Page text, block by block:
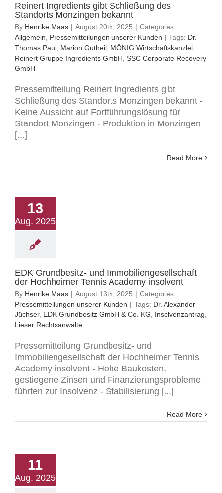
Reinert Ingredients gibt Schließung des
Standorts Monzingen bekannt
By Henrike Maas | August 20th, 2025 | Categories:
Allgemein
Pressemitteilungen unserer Kunden | Tags: Dr.
Thomas Paul Marion Gutheil MÖNIG Wirtschaftskanzlei
Reinert Gruppe Ingredients GmbH SSC Corporate Recovery
GmbH
Pressemitteilung Reinert Ingredients gibt
Schließung des Standorts Monzingen bekannt -
Keine Aussicht auf Fortführungslösung für
Standort Monzingen - Produktion in Monzingen
[...]
Read More
13
Aug. 2025
EDK Grundbesitz- und Immobiliengesellschaft
der Hochheimer Tennis Academy insolvent
By Henrike Maas | August 13th, 2025 | Categories:
Pressemitteilungen unserer Kunden | Tags: Dr. Alexander
Jüchser, EDK Grundbesitz GmbH & Co. KG Insolvenzantrag
Lieser Rechtsanwälte
Pressemitteilung Grundbesitz- und
Immobiliengesellschaft der Hochheimer Tennis
Academy insolvent - Hohe Baukosten,
gestiegene Zinsen und Finanzierungsprobleme
führten zur Insolvenz - Stabilisierung [...]
Read More
11
Aug. 2025